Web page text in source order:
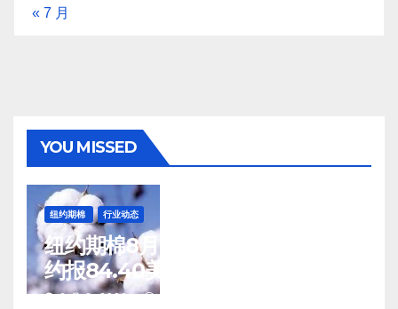
« 7 月
YOU MISSED
纽约期棉 行业动态
纽约期棉8月7日(周五)收涨12月合
约报84.40美分/磅
8 月 8, 2026 TENG